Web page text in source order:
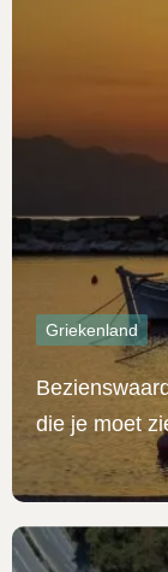
Griekenland
die je moet